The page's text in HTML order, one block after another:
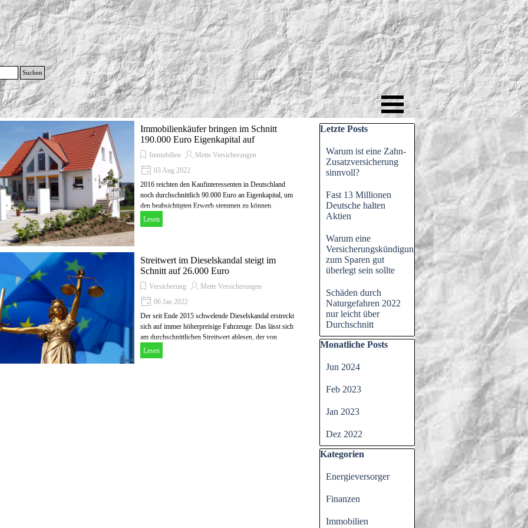
Suchen
Menü überspringen
Immobilienkäufer bringen im Schnitt
190.000 Euro Eigenkapital auf
Immobilien
Mette Versicherungen
03 Aug 2022
2016 reichten den Kaufinteressenten in Deutschland
noch durchschnittlich 90.000 Euro an Eigenkapital, um
den beabsichtigten Erwerb stemmen zu können.
Lesen
Streitwert im Dieselskandal steigt im
Schnitt auf 26.000 Euro
Versicherung
Mette Versicherungen
06 Jan 2022
Der seit Ende 2015 schwelende Dieselskandal erstreckt
sich auf immer höherpreisige Fahrzeuge. Das lässt sich
am durchschnittlichen Streitwert ablesen, der von
Lesen
Block überspringen Letzte Posts
Letzte Posts
Warum ist eine Zahn-
Zusatzversicherung
sinnvoll?
Fast 13 Millionen
Deutsche halten
Aktien
Warum eine
Versicherungskündigung
zum Sparen gut
überlegt sein sollte
Schäden durch
Naturgefahren 2022
nur leicht über
Durchschnitt
Block überspringen Monatliche Posts
Monatliche Posts
Jun 2024
Feb 2023
Jan 2023
Dez 2022
Block überspringen Kategorien
Kategorien
Energieversorger
Finanzen
Immobilien